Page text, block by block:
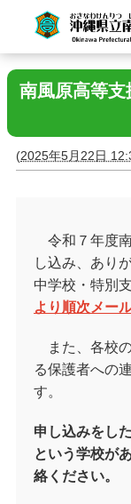
南風原高等
(2025年5月22日
令和７年度
し込み、あり
中学校・特別
より順次メー
また、各校
る保護者への
す。
申し込みをし
という学校が
絡ください。